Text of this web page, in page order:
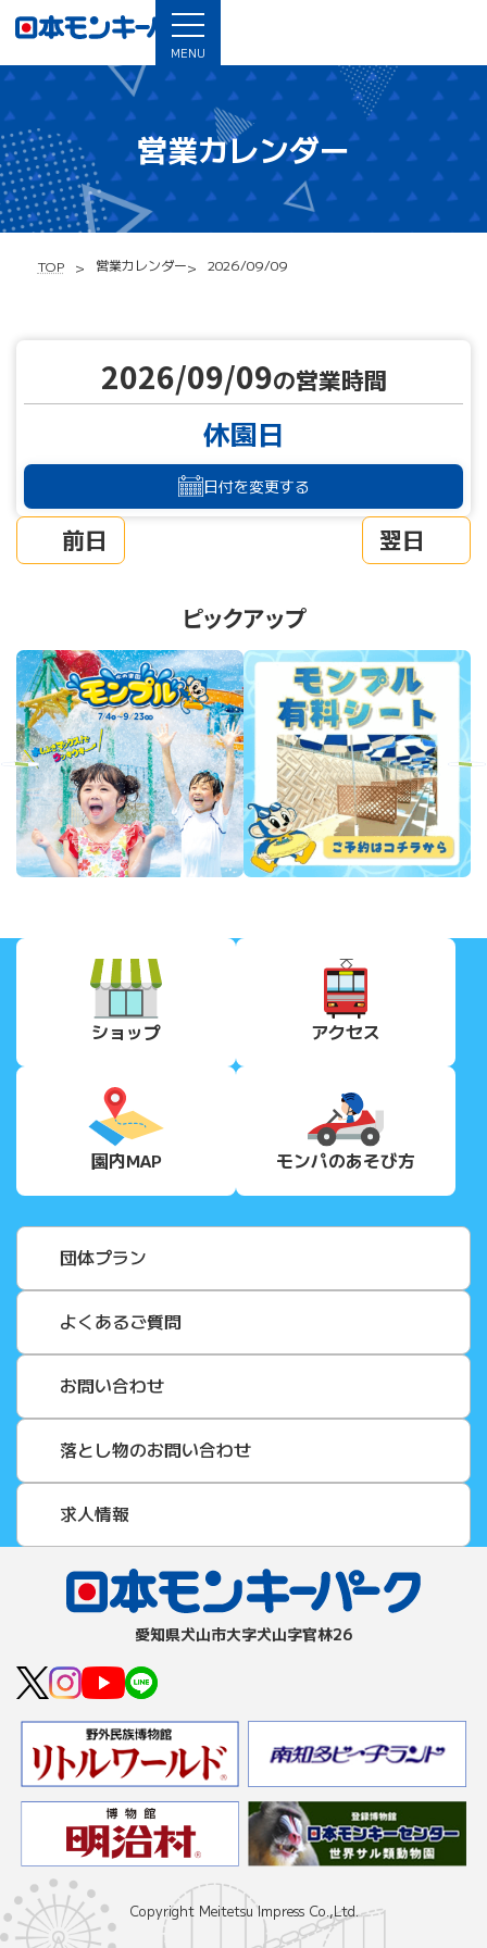
MENU
営業カレンダー
TOP 営業カレンダー 2026/09/09
前日
2026/09/09の営業時間
休園日
日付を変更する
翌日
ピックアップ
Next
ショップ アクセス
園内MAP モンパのあそび方
団体プラン
よくあるご質問
お問い合わせ
落とし物のお問い合わせ
求人情報
愛知県⽝⼭市⼤字⽝⼭字官林26
Copyright Meitetsu Impress Co.,Ltd.